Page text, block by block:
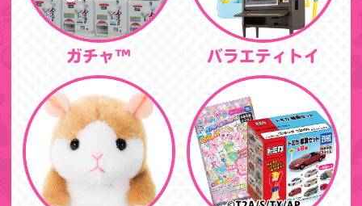
ガチャ™ バラエティトイ